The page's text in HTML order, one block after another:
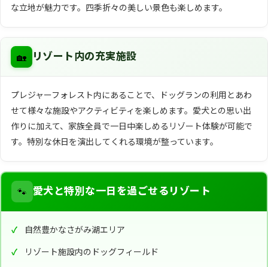
な立地が魅力です。四季折々の美しい景色も楽しめます。
🏡 リゾート内の充実施設
プレジャーフォレスト内にあることで、ドッグランの利用とあわ
せて様々な施設やアクティビティを楽しめます。愛犬との思い出
作りに加えて、家族全員で一日中楽しめるリゾート体験が可能で
す。特別な休日を演出してくれる環境が整っています。
🐾 愛犬と特別な一日を過ごせるリゾート
自然豊かなさがみ湖エリア
リゾート施設内のドッグフィールド